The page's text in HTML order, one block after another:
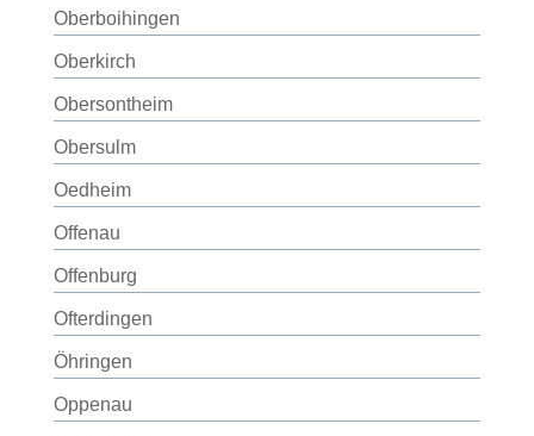
Oberboihingen
Oberkirch
Obersontheim
Obersulm
Oedheim
Offenau
Offenburg
Ofterdingen
Öhringen
Oppenau